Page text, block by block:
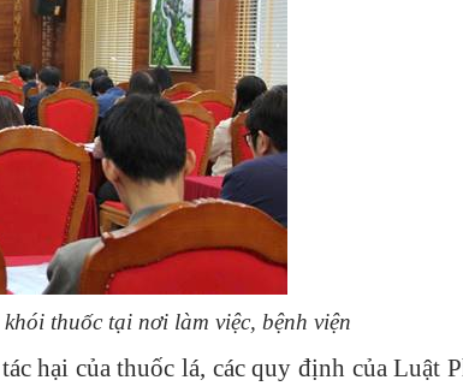
thuốc tại nơi làm việc, bệnh viện
hại của thuốc lá, các quy định của Luật